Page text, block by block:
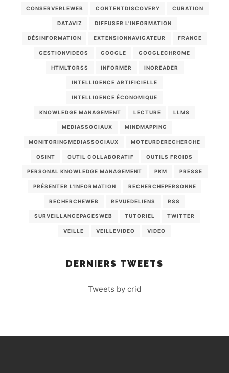
CONSERVERLEWEB CONTENTDISCOVERY CURATION
DATAVIZ DIFFUSER L'INFORMATION
DÉSINFORMATION EXTENSIONNAVIGATEUR FRANCE
GESTIONVIDEOS GOOGLE GOOGLECHROME
HTMLTORSS INFORMER INOREADER
INTELLIGENCE ARTIFICIELLE
INTELLIGENCE ÉCONOMIQUE
KNOWLEDGE MANAGEMENT LECTURE LLMS
MEDIASSOCIAUX MINDMAPPING
MONITORINGMEDIASSOCIAUX MOTEURDERECHERCHE
OSINT OUTIL COLLABORATIF OUTILS FROIDS
PERSONAL KNOWLEDGE MANAGEMENT PKM PRESSE
PRÉSENTER L'INFORMATION RECHERCHEPERSONNE
RECHERCHEWEB REVUEDELIENS RSS
SURVEILLANCEPAGESWEB TUTORIEL TWITTER
VEILLE VEILLEVIDEO VIDEO
DERNIERS TWEETS
Tweets by crid